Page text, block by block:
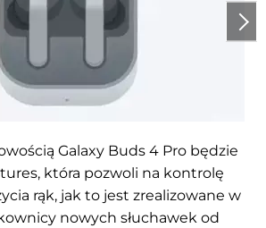
Galaxy Buds 4 Pro będzie
która pozwoli na kontrolę
rąk, jak to jest zrealizowane w
nowych słuchawek od